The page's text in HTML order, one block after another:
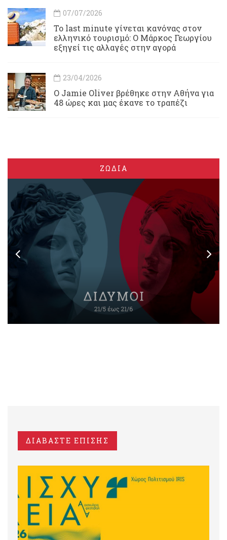
07/07/2026
Το last minute γίνεται κανόνας στον
ελληνικό τουρισμό: Ο Μάρκος Γεωργίου
εξηγεί τις αλλαγές στην αγορά
23/04/2026
Ο Jamie Oliver βρέθηκε στην Αθήνα για
48 ώρες και μας έκανε το τραπέζι
ΖΩΔΙΑ
ΔΙΑΒΑΣΤΕ ΕΠΙΣΗΣ